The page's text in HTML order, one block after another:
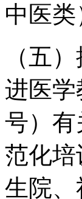
中医
（五
进医学
号）
范化
生院